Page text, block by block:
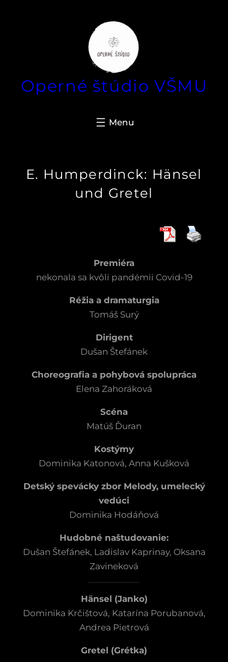
Operné štúdio VŠMU
E. Humperdinck: Hänsel
und Gretel
Premiéra
nekonala sa kvôli pandémii Covid-19
Réžia a dramaturgia
Tomáš Surý
Dirigent
Dušan Štefánek
Choreografia a pohybová spolupráca
Elena Zahoráková
Scéna
Matúš Ďuran
Kostýmy
Dominika Katonová, Anna Kušková
Detský spevácky zbor Melody, umelecký
vedúci
Dominika Hodáňová
Hudobné naštudovanie:
Dušan Štefánek, Ladislav Kaprinay, Oksana
Zavineková
Hänsel (Janko)
Dominika Krčištová, Katarína Porubanová,
Andrea Pietrová
Gretel (Grétka)